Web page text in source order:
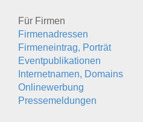
Für Firmen
Firmenadressen
Firmeneintrag, Porträt
Eventpublikationen
Internetnamen, Domains
Onlinewerbung
Pressemeldungen